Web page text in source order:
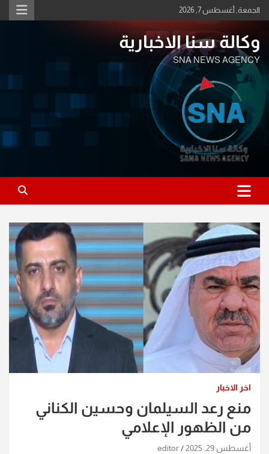
Skip
to
الجمعة, أغسطس 7, 2026
وكالة سنا الاخبارية
SNA NEWS AGENCY
اخر الاخبار
منع رعد السيلمان وحسين الكناني
من الظهور الإعلامي
أغسطس 29, 2025 editor